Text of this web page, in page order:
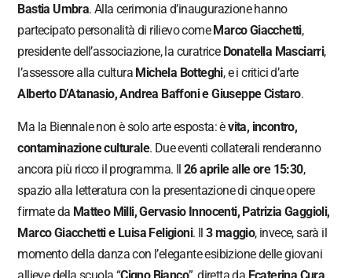
Bastia Umbra. Alla cerimonia d’inaugurazione hanno
partecipato personalità di rilievo comeMarco Giacchetti,
presidente dell’associazione, la curatrice Donatella Masciarri,
l’assessore alla cultura Michela Botteghi, e i critici d’arte
Alberto D’Atanasio, Andrea Baffoni e Giuseppe Cistaro.
Ma la Biennale non è solo arte esposta: èvita, incontro,
contaminazione culturale. Due eventi collaterali renderanno
ancora più ricco il programma. Il26 aprile alle ore 15:30,
spazio alla letteratura con la presentazione di cinque opere
firmate da Matteo Milli, Gervasio Innocenti, Patrizia Gaggioli,
Marco Giacchetti e Luisa Feligioni. Il3 maggio, invece, sarà il
momento della danza con l’elegante esibizione delle giovani